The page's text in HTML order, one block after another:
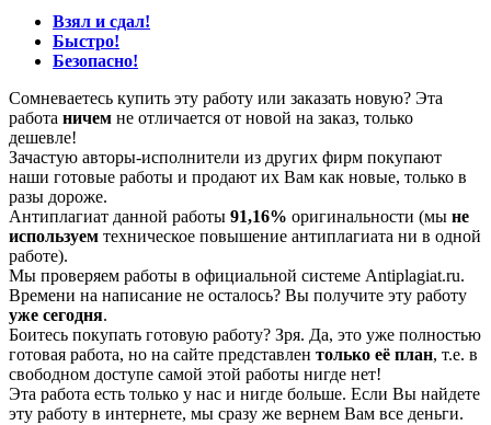
Взял и сдал!
Быстро!
Безопасно!
Сомневаетесь купить эту работу или заказать новую? Эта
работа ничем не отличается от новой на заказ, только
дешевле!
Зачастую авторы-исполнители из других фирм покупают
наши готовые работы и продают их Вам как новые, только в
разы дороже.
Антиплагиат данной работы 91,16% оригинальности (мы не
используем техническое повышение антиплагиата ни в одной
работе).
Мы проверяем работы в официальной системе Аntiplagiat.ru.
Времени на написание не осталось? Вы получите эту работу
уже сегодня.
Боитесь покупать готовую работу? Зря. Да, это уже полностью
готовая работа, но на сайте представлен только её план, т.е. в
свободном доступе самой этой работы нигде нет!
Эта работа есть только у нас и нигде больше. Если Вы найдете
эту работу в интернете, мы сразу же вернем Вам все деньги.